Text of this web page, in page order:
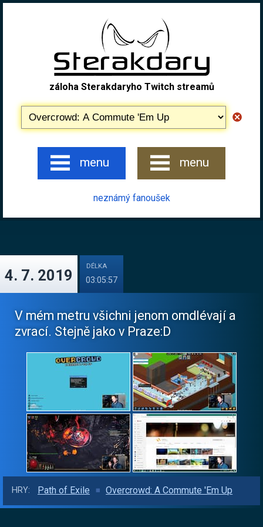
záloha Sterakdaryho Twitch streamů
menu menu
neznámý fanoušek
4. 7. 2019
DÉLKA
03:05:57
V mém metru všichni jenom omdlévají a
zvrací. Stejně jako v Praze:D
HRY: Path of Exile Overcrowd: A Commute 'Em Up